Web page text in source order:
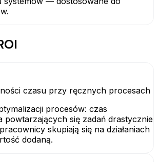
czasu przy ręcznych procesach
procesów: czas
powtarzających się zadań drastycznie
skupiają się na działaniach
dodaną.